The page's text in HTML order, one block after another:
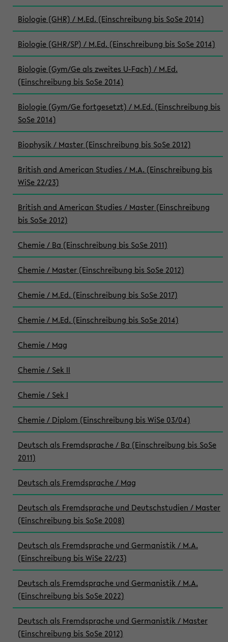
Biologie (GHR) / M.Ed. (Einschreibung bis SoSe 2014)
Biologie (GHR/SP) / M.Ed. (Einschreibung bis SoSe 2014)
Biologie (Gym/Ge als zweites U-Fach) / M.Ed.
(Einschreibung bis SoSe 2014)
Biologie (Gym/Ge fortgesetzt) / M.Ed. (Einschreibung bis
SoSe 2014)
Biophysik / Master (Einschreibung bis SoSe 2012)
British and American Studies / M.A. (Einschreibung bis
WiSe 22/23)
British and American Studies / Master (Einschreibung
bis SoSe 2012)
Chemie / Ba (Einschreibung bis SoSe 2011)
Chemie / Master (Einschreibung bis SoSe 2012)
Chemie / M.Ed. (Einschreibung bis SoSe 2017)
Chemie / M.Ed. (Einschreibung bis SoSe 2014)
Chemie / Mag
Chemie / Sek II
Chemie / Sek I
Chemie / Diplom (Einschreibung bis WiSe 03/04)
Deutsch als Fremdsprache / Ba (Einschreibung bis SoSe
2011)
Deutsch als Fremdsprache / Mag
Deutsch als Fremdsprache und Deutschstudien / Master
(Einschreibung bis SoSe 2008)
Deutsch als Fremdsprache und Germanistik / M.A.
(Einschreibung bis WiSe 22/23)
Deutsch als Fremdsprache und Germanistik / M.A.
(Einschreibung bis SoSe 2022)
Deutsch als Fremdsprache und Germanistik / Master
(Einschreibung bis SoSe 2012)